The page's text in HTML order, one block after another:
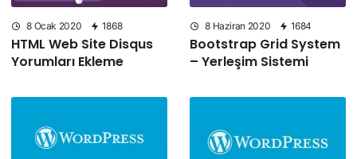
8 Ocak 2020 1868
HTML Web Site Disqus
Yorumları Ekleme
8 Haziran 2020 1684
Bootstrap Grid System
– Yerleşim Sistemi